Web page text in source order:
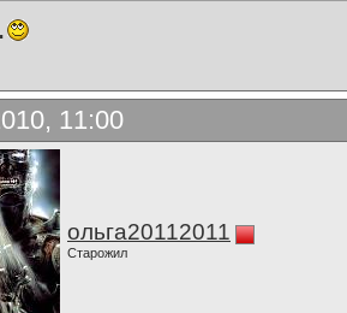
11:00
ольга20112011
Старожил